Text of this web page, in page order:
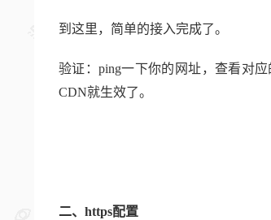
到这里，简单的接入完成了。
验证：ping一下你的网址，查看对
CDN就生效了。
二、https配置